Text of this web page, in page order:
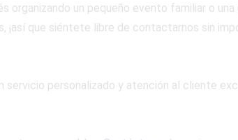
un pequeño evento familiar o una
¡así que siéntete libre de contactarnos sin
personalizado y atención al cliente